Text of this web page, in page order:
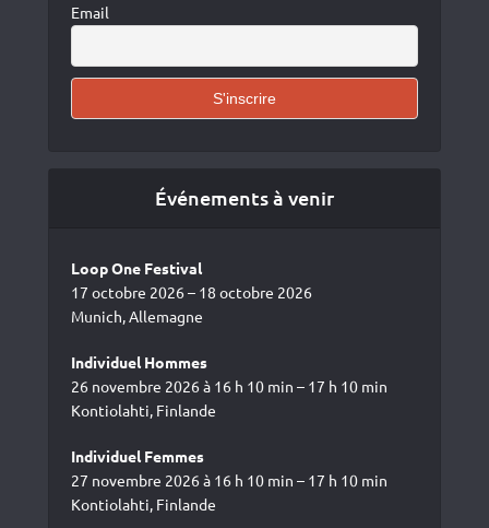
Email
Événements à venir
Loop One Festival
17 octobre 2026 – 18 octobre 2026
Munich, Allemagne
Individuel Hommes
26 novembre 2026 à 16 h 10 min – 17 h 10 min
Kontiolahti, Finlande
Individuel Femmes
27 novembre 2026 à 16 h 10 min – 17 h 10 min
Kontiolahti, Finlande